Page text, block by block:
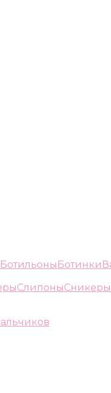
Ботильоны Ботинки
СлипоныСникеры